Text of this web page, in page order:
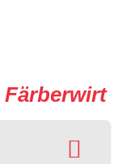
Färberwirt